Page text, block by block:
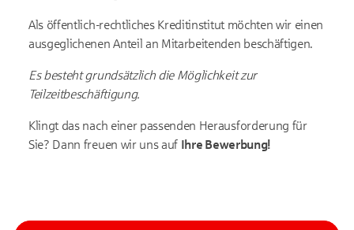
Als öffentlich-rechtliches Kreditinstitut möchten wir einen
ausgeglichenen Anteil an Mitarbeitenden beschäftigen.
Es besteht grundsätzlich die Möglichkeit zur
Teilzeitbeschäftigung.
Klingt das nach einer passenden Herausforderung für
Sie? Dann freuen wir uns auf Ihre Bewerbung!